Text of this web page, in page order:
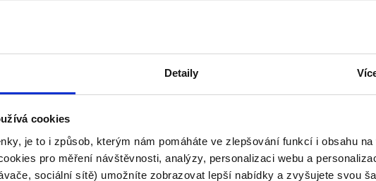
Detaily
cookies
je to i způsob, kterým nám pomáháte ve zlepšování funkcí i obsahu
pro měření návštěvnosti, analýzy, personalizaci webu a
sociální sítě) umožníte zobrazovat lepší nabídky a zvyšujete svou
Kč/h